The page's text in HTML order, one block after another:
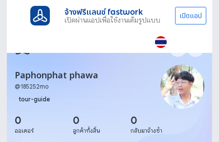
จ้างฟรีแลนซ์ fastwork
เปิดผ่านแอปเพื่อใช้งานเต็มรูปแบบ เปิดแอป
Paphonphat phawa
@185252mo
tour-guide
0
ออเดอร์
0
ลูกค้าทั้งสิ้น
0
กลับมาจ้างซ้ำ